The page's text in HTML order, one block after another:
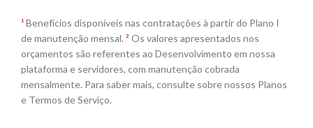
¹Benefícios disponíveis nas contratações à partir do Plano I
de manutenção mensal. ² Os valores apresentados nos
orçamentos são referentes ao Desenvolvimento em nossa
plataforma e servidores, com manutenção cobrada
mensalmente. Para saber mais, consulte sobre nossos Planos
e Termos de Serviço.